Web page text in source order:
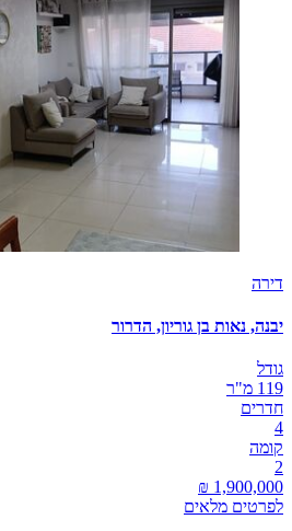
דירה
יבנה, נאות בן גוריון, הדרור
גודל
119 מ"ר
חדרים
4
קומה
2
לפרטים מלאים